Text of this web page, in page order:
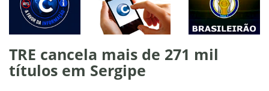
TRE cancela mais de 271 mil
títulos em Sergipe